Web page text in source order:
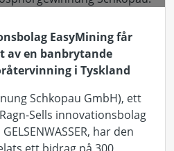
EasyMining får
av en banbrytande
i Tyskland
Schkopau GmbH), ett
Sells innovationsbolag
har den